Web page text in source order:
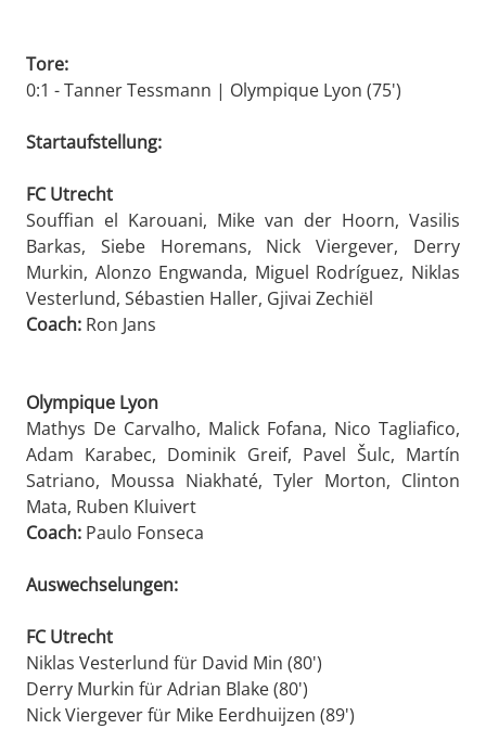
Tore:
0:1 - Tanner Tessmann | Olympique Lyon (75')
Startaufstellung:
FC Utrecht
Souffian el Karouani, Mike van der Hoorn, Vasilis
Barkas, Siebe Horemans, Nick Viergever, Derry
Murkin, Alonzo Engwanda, Miguel Rodríguez, Niklas
Vesterlund, Sébastien Haller, Gjivai Zechiël
Coach: Ron Jans
Olympique Lyon
Mathys De Carvalho, Malick Fofana, Nico Tagliafico,
Adam Karabec, Dominik Greif, Pavel Šulc, Martín
Satriano, Moussa Niakhaté, Tyler Morton, Clinton
Mata, Ruben Kluivert
Coach: Paulo Fonseca
Auswechselungen:
FC Utrecht
Niklas Vesterlund für David Min (80')
Derry Murkin für Adrian Blake (80')
Nick Viergever für Mike Eerdhuijzen (89')